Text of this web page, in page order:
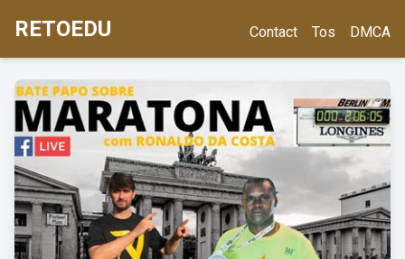
RETOEDU Contact Tos DMCA